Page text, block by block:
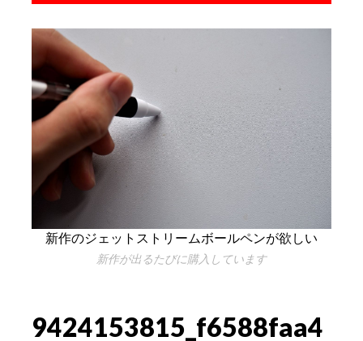
新作のジェットストリームボールペンが欲しい
新作が出るたびに購入しています
9424153815_f6588faa4